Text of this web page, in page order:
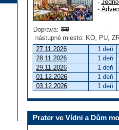
-
-
Doprava:
nástupné miesto: KO, PU,
27.11.2026
1 deň
28.11.2026
1 deň
29.11.2026
1 deň
01.12.2026
1 deň
03.12.2026
1 deň
Prater ve Vídni a Dům